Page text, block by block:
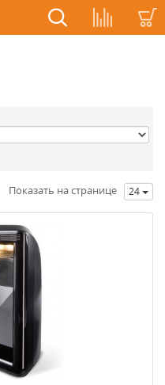
Показать на странице 24